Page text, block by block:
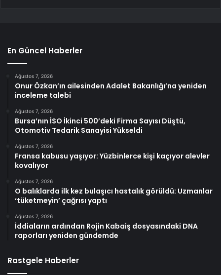
En Güncel Haberler
Ağustos 7, 2026
Onur Özkan’ın ailesinden Adalet Bakanlığı’na yeniden
inceleme talebi
Ağustos 7, 2026
Bursa’nın İSO İkinci 500’deki Firma Sayısı Düştü,
Otomotiv Tedarik Sanayisi Yükseldi
Ağustos 7, 2026
Fransa kabusu yaşıyor: Yüzbinlerce kişi kaçıyor alevler
kovalıyor
Ağustos 7, 2026
O balıklarda ilk kez bulaşıcı hastalık görüldü: Uzmanlar
‘tüketmeyin’ çağrısı yaptı
Ağustos 7, 2026
İddiaların ardından Rojin Kabaiş dosyasındaki DNA
raporları yeniden gündemde
Rastgele Haberler